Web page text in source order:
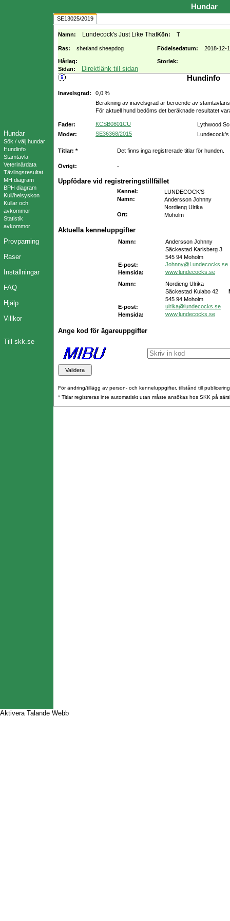
Hundar
Sök / välj hundar
Hundinfo
Stamtavla
Veterinärdata
Tävlingsresultat
MH diagram
BPH diagram
Kull/helsyskon
Kullar och
avkommor
Statistik
avkommor
Provparning
Raser
Inställningar
FAQ
Hjälp
Villkor
Till skk.se
Hundar
SE13025/2019
Namn: Lundecock's Just Like ThatKön: T
Ras: shetland sheepdog Födelsedatum: 2018-12-
Hårlag:
Storlek:
Sidan:
Direktlänk till sidan
Hundinfo
Inavelsgrad:
0,0 %
Beräkning av inavelsgrad är beroende av
För aktuell hund bedöms det beräknade resultatet
Fader: KCSB0801CU
Lythwood
Moder:
SE36368/2015
Titlar: * Det finns inga registrerade titlar för hunden.
Övrigt: -
Uppfödare vid registreringstillfället
Kennel :
LUNDECOCK'S
Namn:
Andersson Johnny
Nordieng Ulrika
Ort: Moholm
Aktuella kenneluppgifter
Namn:
Andersson Johnny
Säckestad Karlsberg 3
545 94 Moholm
E-post:
Johnny@Lundecocks.se
Hemsida:
www.lundecocks.se
Namn:
Nordieng Ulrika
Säckestad Kulabo 42
545 94 Moholm
E-post:
ulrika@lundecocks.se
Hemsida:
www.lundecocks.se
Ange kod för ägareuppgifter
För ändring/tillägg av person- och kenneluppgifter, tillstånd till
* Titlar registreras inte automatiskt utan måste ansökas hos SKK på
Aktivera Talande Webb